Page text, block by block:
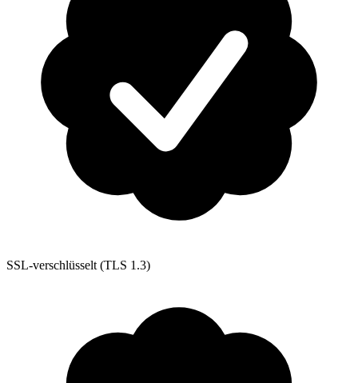
SSL-verschlüsselt (TLS 1.3)